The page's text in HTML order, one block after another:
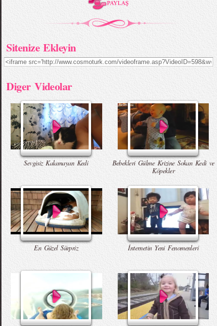
Sitenize Ekleyin
Diger Videolar
Sevgisiz Kalamayan Kedi
Bebekleri Gülme Krizine Sokan Kedi ve
Köpekler
En Güzel Sürpriz İnternetin Yeni Fenomenleri